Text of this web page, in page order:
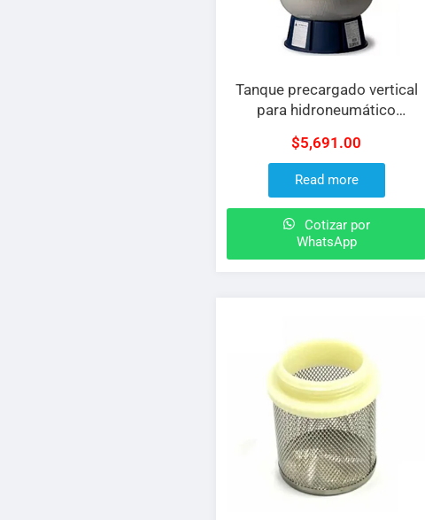
Tanque precargado vertical
para hidroneumático
de vidrio 22gal diafragma
$5,691.00
Read more
Cotizar por
WhatsApp